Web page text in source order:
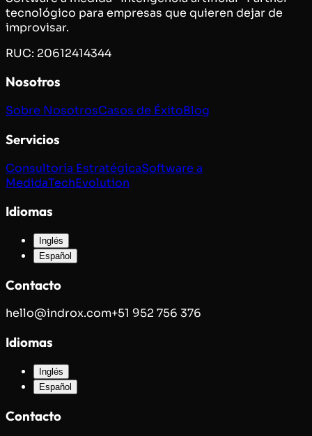
tecnológico para empresas que quieren dejar de
improvisar.
RUC: 20612414344
Nosotros
Sobre NosotrosCasos de ÉxitoBlog
Servicios
Consultoría EstratégicaSoftware a
MedidaTechEvolution
Idiomas
Inglés
Español
Contacto
hello@indrox.com+51 952 756 376
Idiomas
Inglés
Español
Contacto